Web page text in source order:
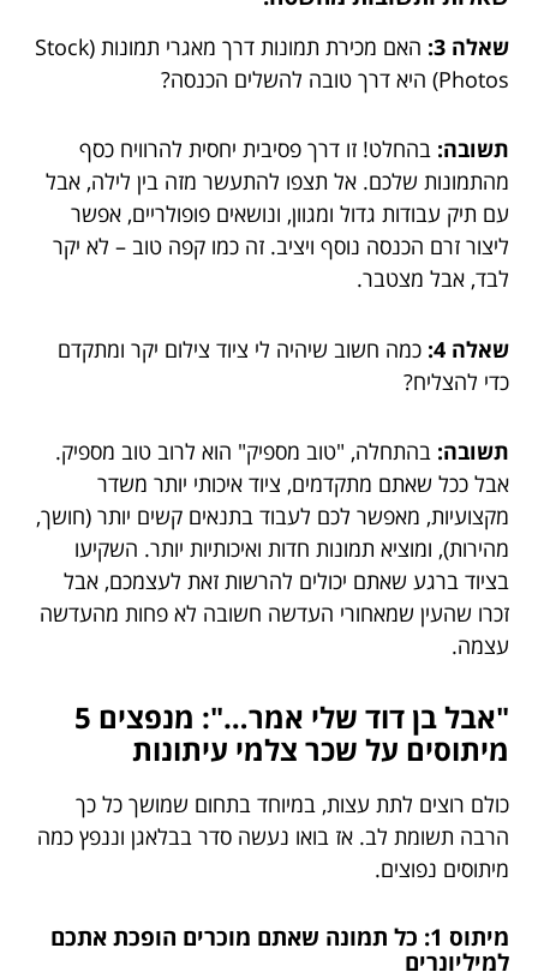
שאלה 3:
האם מכירת תמונות דרך מאגרי תמונות (Stock
Photos) היא דרך טובה להשלים הכנסה?
תשובה: בהחלט! זו דרך פסיבית יחסית להרוויח כסף
מהתמונות שלכם. אל תצפו להתעשר מזה בין לילה, אבל
עם תיק עבודות גדול ומגוון, ונושאים פופולריים, אפשר
ליצור זרם הכנסה נוסף ויציב. זה כמו קפה טוב – לא יקר
לבד, אבל מצטבר.
שאלה 4:
כמה חשוב שיהיה לי ציוד צילום יקר ומתקדם
כדי להצליח?
תשובה: בהתחלה, "טוב מספיק" הוא לרוב טוב מספיק.
אבל ככל שאתם מתקדמים, ציוד איכותי יותר משדר
מקצועיות, מאפשר לכם לעבוד בתנאים קשים יותר (חושך,
מהירות), ומוציא תמונות חדות ואיכותיות יותר. השקיעו
בציוד ברגע שאתם יכולים להרשות זאת לעצמכם, אבל
זכרו שהעין שמאחורי העדשה חשובה לא פחות מהעדשה
עצמה.
"אבל בן דוד שלי אמר…": מנפצים 5
מיתוסים על שכר צלמי עיתונות
כולם רוצים לתת עצות, במיוחד בתחום שמושך כל כך
הרבה תשומת לב. אז בואו נעשה סדר בבלאגן וננפץ כמה
מיתוסים נפוצים.
מיתוס 1: כל תמונה שאתם מוכרים הופכת אתכם
למיליונרים